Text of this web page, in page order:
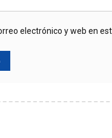
electrónico y web en